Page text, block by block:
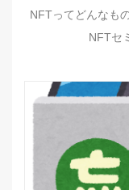
NFTってどんなも
NFTセ